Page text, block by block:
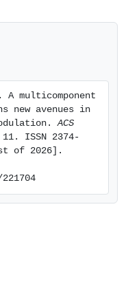
development of
A multicomponent
new avenues in
ACS
ISSN 2374-
of 2026].